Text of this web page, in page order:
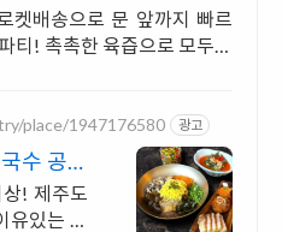
켓배송으로 문 앞까지 빠르
티! 촉촉한 육즙으로 모두가
place/1947176580 광고
수 공항
! 제주도
있는 맛